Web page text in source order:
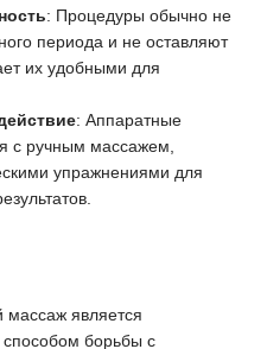
: Процедуры обычно не
периода и не оставляют
их удобными для
: Аппаратные
с ручным массажем,
упражнениями для
является
борьбы с